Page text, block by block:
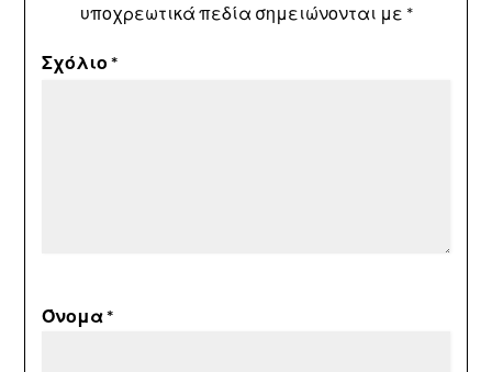
υποχρεωτικά πεδία σημειώνονται με *
Σχόλιο*
Όνομα*